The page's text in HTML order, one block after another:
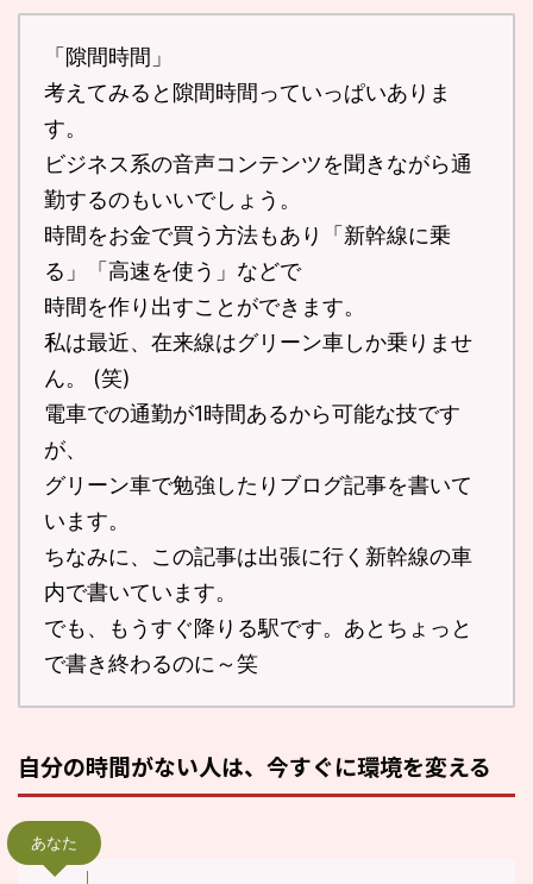
「隙間時間」
考えてみると隙間時間っていっぱいありま
す。
ビジネス系の音声コンテンツを聞きながら通
勤するのもいいでしょう。
時間をお金で買う方法もあり「新幹線に乗
る」「高速を使う」などで
時間を作り出すことができます。
私は最近、在来線はグリーン車しか乗りませ
ん。 (笑)
電車での通勤が1時間あるから可能な技です
が、
グリーン車で勉強したりブログ記事を書いて
います。
ちなみに、この記事は出張に行く新幹線の車
内で書いています。
でも、もうすぐ降りる駅です。あとちょっと
で書き終わるのに～笑
自分の時間がない人は、今すぐに環境を変える
あなた